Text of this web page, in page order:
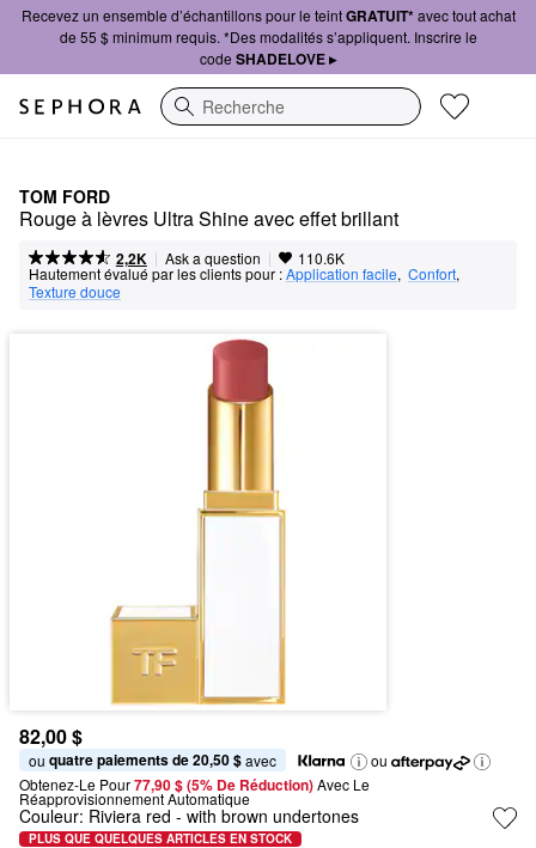
Recevez un ensemble d’échantillons pour le teintGRATUIT*avec tout achat
de 55 $ minimum requis. *Des modalités s’appliquent. Inscrire le
code SHADELOVE ▸
Recherche
TOM FORD
Rouge à lèvres Ultra Shine avec effet brillant
2,2K | Ask a question | 110.6K
Hautement évalué par les clients pour :Application facile, Confort,
Texture douce
82,00 $
ou quatre paiements de 20,50 $ avec
ou
Obtenez-Le Pour77,90 $ (5% De Réduction) Avec Le
Réapprovisionnement Automatique
Couleur: Riviera red - with brown undertones
PLUS QUE QUELQUES ARTICLES EN STOCK